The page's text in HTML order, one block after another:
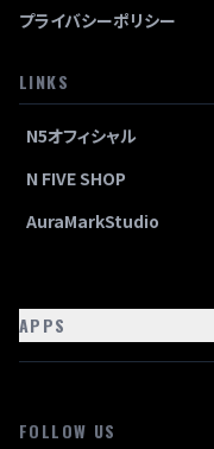
プライバシーポリシー
LINKS
N5オフィシャル
N FIVE SHOP
AuraMarkStudio
APPS
FOLLOW US